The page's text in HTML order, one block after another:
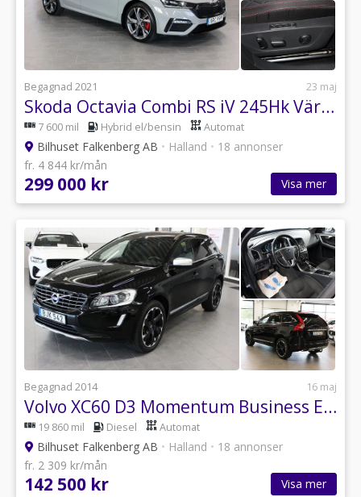
Begagnad 2021 23 maj
Skoda Octavia Combi RS iV 245Hk Värmare Cockpit B-kamera ljud pkt
7 600 mil Hybrid el/bensin Automat
Bilhuset Falkenberg AB • Halland • 18 annonser
fr. 4 844 kr/mån
299 000 kr Visa mer
Begagnad 2014 16 maj
Volvo XC60 D3 Momentum Business Edition Pro Drag TV SoV
19 860 mil Diesel Automat
Bilhuset Falkenberg AB • Halland • 18 annonser
fr. 2 309 kr/mån
142 500 kr Visa mer